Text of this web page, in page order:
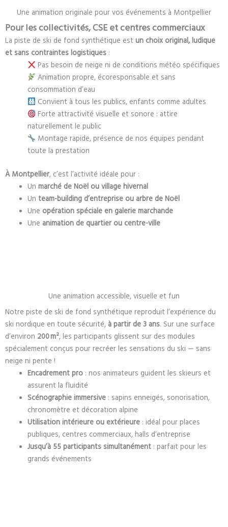
Une animation originale pour vos événements à Montpellier
Pour les collectivités, CSE et centres commerciaux
La piste de ski de fond synthétique est un choix original, ludique
et sans contraintes logistiques :
Pas besoin de neige ni de conditions météo spécifiques
Animation propre, écoresponsable et sans
consommation d’eau
Convient à tous les publics, enfants comme adultes
Forte attractivité visuelle et sonore : attire
naturellement le public
Montage rapide, présence de nos équipes pendant
toute la prestation
À Montpellier, c’est l’activité idéale pour :
Un marché de Noël ou village hivernal
Un team-building d’entreprise ou arbre de Noël
Une opération spéciale en galerie marchande
Une animation de quartier ou centre-ville
Une animation accessible, visuelle et fun
Notre piste de ski de fond synthétique reproduit l’expérience du
ski nordique en toute sécurité, à partir de 3 ans. Sur une surface
d’environ 200 m², les participants glissent sur des modules
spécialement conçus pour recréer les sensations du ski — sans
neige ni pente !
Encadrement pro: nos animateurs guident les skieurs et
assurent la fluidité
Scénographie immersive: sapins enneigés, sonorisation,
chronomètre et décoration alpine
Utilisation intérieure ou extérieure: idéal pour places
publiques, centres commerciaux, halls d’entreprise
Jusqu’à 55 participants simultanément: parfait pour les
grands événements